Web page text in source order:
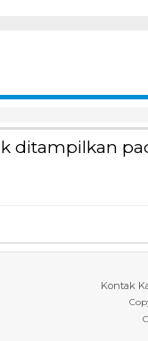
ditampilkan
Kontak